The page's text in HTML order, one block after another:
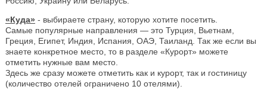
«Куда» - выбираете страну, которую хотите посетить.
Самые популярные направления — это Турция, Вьетнам,
Греция, Египет, Индия, Испания, ОАЭ, Таиланд. Так же если вы
знаете конкретное место, то в разделе «Курорт» можете
отметить нужные вам место.
Здесь же сразу можете отметить как и курорт, так и гостиницу
(количество отелей ограничено 10 отелями).